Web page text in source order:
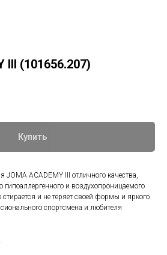
III (101656.207)
Купить
ACADEMY III отличного качества,
гипоаллергенного и воздухопроницаемого
стирается и не теряет своей формы и яркого
спортсмена и любителя